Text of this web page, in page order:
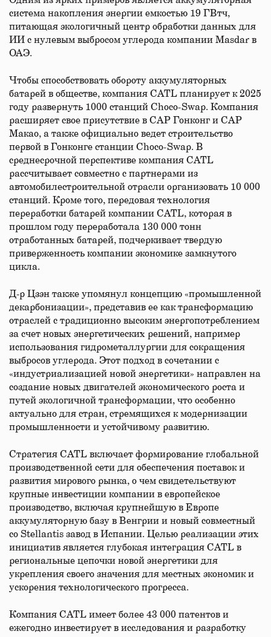
система накопления энергии емкостью 19 ГВтч,
питающая экологичный центр обработки данных для
ИИ с нулевым выбросом углерода компании Masdar в
ОАЭ.
Чтобы способствовать обороту аккумуляторных
батарей в обществе, компания CATL планирует к 2025
году развернуть 1000 станций Choco-Swap. Компания
расширяет свое присутствие в САР Гонконг и САР
Макао, а также официально ведет строительство
первой в Гонконге станции Choco-Swap. В
среднесрочной перспективе компания CATL
рассчитывает совместно с партнерами из
автомобилестроительной отрасли организовать 10 000
станций. Кроме того, передовая технология
переработки батарей компании CATL, которая в
прошлом году переработала 130 000 тонн
отработанных батарей, подчеркивает твердую
приверженность компании экономике замкнутого
цикла.
Д-р Цзэн также упомянул концепцию «промышленной
декарбонизации», представив ее как трансформацию
отраслей с традиционно высоким энергопотреблением
за счет новых энергетических решений, например
использования гидрометаллургии для сокращения
выбросов углерода. Этот подход в сочетании с
«индустриализацией новой энергетики» направлен на
создание новых двигателей экономического роста и
путей экологичной трансформации, что особенно
актуально для стран, стремящихся к модернизации
промышленности и устойчивому развитию.
Стратегия CATL включает формирование глобальной
производственной сети для обеспечения поставок и
развития мирового рынка, о чем свидетельствуют
крупные инвестиции компании в европейское
производство, включая крупнейшую в Европе
аккумуляторную базу в Венгрии и новый совместный
со Stellantis завод в Испании. Целью реализации этих
инициатив является глубокая интеграция CATL в
региональные цепочки новой энергетики для
укрепления своего значения для местных экономик и
ускорения технологического прогресса.
Компания CATL имеет более 43 000 патентов и
ежегодно инвестирует в исследования и разработку